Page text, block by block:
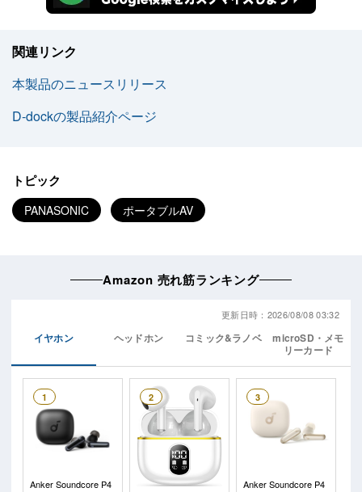
関連リンク
本製品のニュースリリース
D-dockの製品紹介ページ
トピック
PANASONIC ポータブルAV